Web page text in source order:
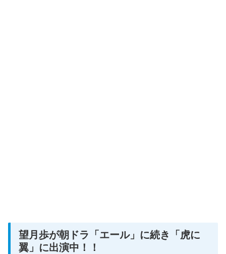
望月歩が朝ドラ「エール」に続き「虎に
翼」に出演中！！